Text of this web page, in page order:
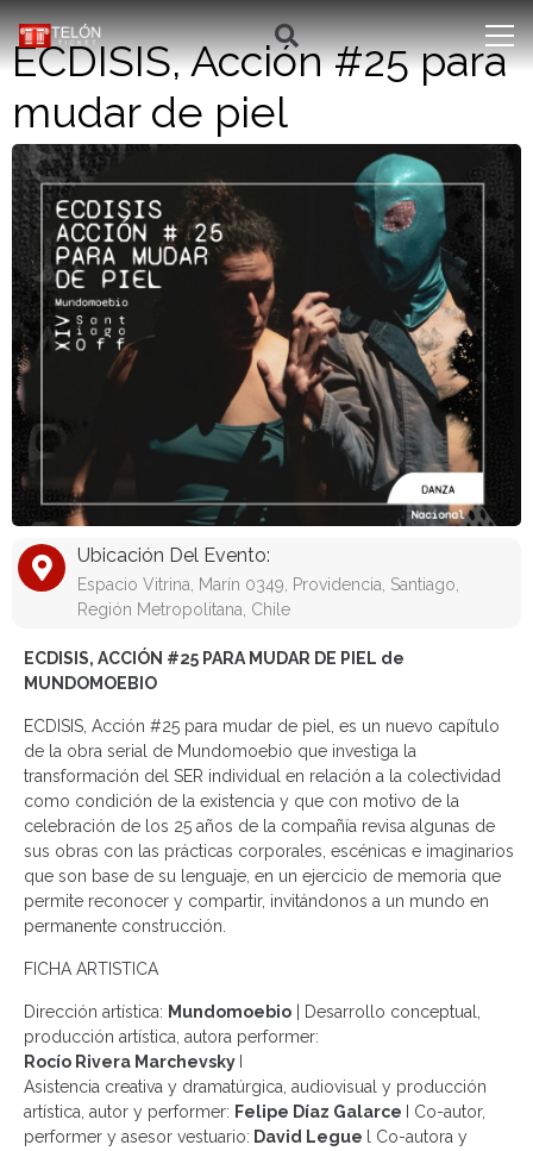
ECDISIS, Acción #25 para
mudar de piel
Ubicación Del Evento:
Espacio Vitrina, Marín 0349, Providencia, Santiago,
Región Metropolitana, Chile
ECDISIS, ACCIÓN #25 PARA MUDAR DE PIEL de
MUNDOMOEBIO
ECDISIS, Acción #25 para mudar de piel, es un nuevo capítulo
de la obra serial de Mundomoebio que investiga la
transformación del SER individual en relación a la colectividad
como condición de la existencia y que con motivo de la
celebración de los 25 años de la compañía revisa algunas de
sus obras con las prácticas corporales, escénicas e imaginarios
que son base de su lenguaje, en un ejercicio de memoria que
permite reconocer y compartir, invitándonos a un mundo en
permanente construcción.
FICHA ARTISTICA
Dirección artística: Mundomoebio | Desarrollo conceptual,
producción artística, autora performer:
Rocío Rivera Marchevsky
Asistencia creativa y dramatúrgica, audiovisual y producción
artística, autor y performer: Felipe Díaz Galarce
I Co-autor,
performer y asesor vestuario: David Legue
l Co-autora y